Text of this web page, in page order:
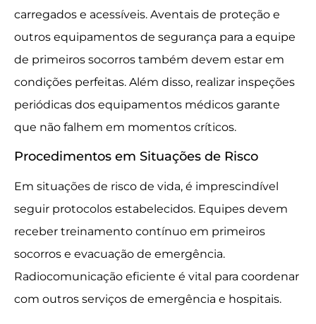
carregados e acessíveis. Aventais de proteção e
outros equipamentos de segurança para a equipe
de primeiros socorros também devem estar em
condições perfeitas. Além disso, realizar inspeções
periódicas dos equipamentos médicos garante
que não falhem em momentos críticos.
Procedimentos em Situações de Risco
Em situações de risco de vida, é imprescindível
seguir protocolos estabelecidos. Equipes devem
receber treinamento contínuo em primeiros
socorros e evacuação de emergência.
Radiocomunicação eficiente é vital para coordenar
com outros serviços de emergência e hospitais.